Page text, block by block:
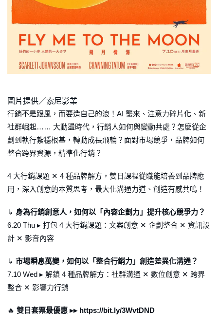
圖片提供／索尼影業
行銷不是跟風，而要造自己的浪！AI 襲來、注意力碎片化、新
社群崛起…… 大動盪時代，行銷人如何與變動共處？怎麼從企
劃到執行紮穩根基，轉動成長飛輪？面對市場競爭，品牌如何
整合跨界資源，精準化行銷？
4 大行銷課題 ✕ 4 種品牌解方，雙日課程從職能培養到品牌應
用，深入創意的本質思考，最大化溝通力道、創造有感共鳴！
↳ 身為行銷創意人，如何以「內容企劃力」提升核心競爭力？
6.20 Thu ▸ 打包 4 大行銷課題：文案創意 ✕ 企劃整合 ✕ 資訊設
計 ✕ 影音內容
↳ 市場瞬息萬變，如何以「整合行銷力」創造差異化溝通？
7.10 Wed ▸ 解鎖 4 種品牌解方：社群溝通 ✕ 數位創意 ✕ 跨界
整合 ✕ 影響力行銷
🔥 雙日套票最優惠 ▸▸ https://bit.ly/3WvtDND